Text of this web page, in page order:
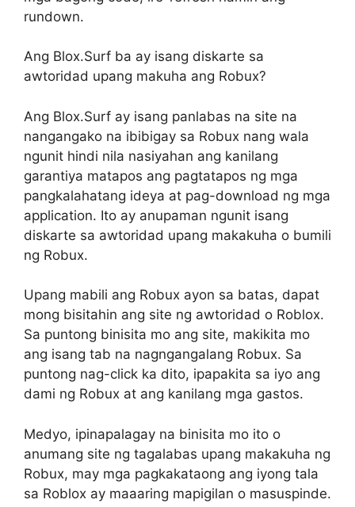
rundown.
Ang Blox.Surf ba ay isang diskarte sa
awtoridad upang makuha ang Robux?
Ang Blox.Surf ay isang panlabas na site na
nangangako na ibibigay sa Robux nang wala
ngunit hindi nila nasiyahan ang kanilang
garantiya matapos ang pagtatapos ng mga
pangkalahatang ideya at pag-download ng mga
application. Ito ay anupaman ngunit isang
diskarte sa awtoridad upang makakuha o bumili
ng Robux.
Upang mabili ang Robux ayon sa batas, dapat
mong bisitahin ang site ng awtoridad o Roblox.
Sa puntong binisita mo ang site, makikita mo
ang isang tab na nagngangalang Robux. Sa
puntong nag-click ka dito, ipapakita sa iyo ang
dami ng Robux at ang kanilang mga gastos.
Medyo, ipinapalagay na binisita mo ito o
anumang site ng tagalabas upang makakuha ng
Robux, may mga pagkakataong ang iyong tala
sa Roblox ay maaaring mapigilan o masuspinde.